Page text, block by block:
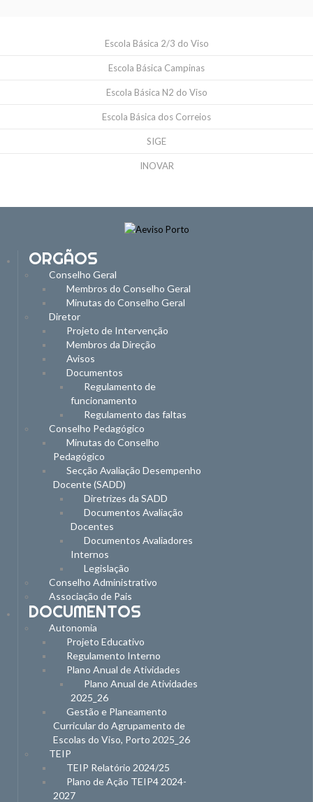
Escola Básica 2/3 do Viso
Escola Básica Campinas
Escola Básica N2 do Viso
Escola Básica dos Correios
SIGE
INOVAR
ORGÃOS
Conselho Geral
Membros do Conselho Geral
Minutas do Conselho Geral
Diretor
Projeto de Intervenção
Membros da Direção
Avisos
Documentos
Regulamento de
funcionamento
Regulamento das faltas
Conselho Pedagógico
Minutas do Conselho
Pedagógico
Secção Avaliação Desempenho
Docente (SADD)
Diretrizes da SADD
Documentos Avaliação
Docentes
Documentos Avaliadores
Internos
Legislação
Conselho Administrativo
Associação de Pais
DOCUMENTOS
Autonomia
Projeto Educativo
Regulamento Interno
Plano Anual de Atividades
Plano Anual de Atividades
2025_26
Gestão e Planeamento
Curricular do Agrupamento de
Escolas do Viso, Porto 2025_26
TEIP
TEIP Relatório 2024/25
Plano de Ação TEIP4 2024-
2027